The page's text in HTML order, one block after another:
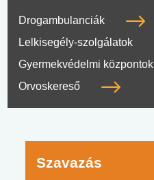
Drogambulanciák
Lelkisegély-szolgálatok
Gyermekvédelmi központok
Orvoskereső
Szavazás